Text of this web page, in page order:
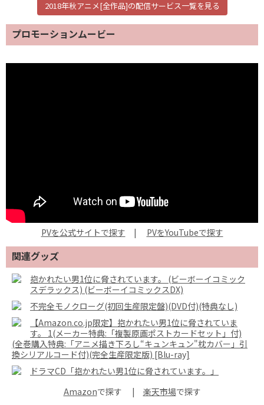
2018年秋アニメ[全作品]の配信サービス一覧を見る
プロモーションムービー
PVを公式サイトで探す | PVをYouTubeで探す
関連グッズ
抱かれたい男1位に脅されています。 (ビーボーイコミック
スデラックス) (ビーボーイコミックスDX)
不完全モノクローグ(初回生産限定盤)(DVD付)(特典なし)
【Amazon.co.jp限定】抱かれたい男1位に脅されていま
す。 1(メーカー特典:「複製原画ポストカードセット」付)
(全巻購入特典:「アニメ描き下ろし“キュンキュン"枕カバー」引
換シリアルコード付)(完全生産限定版) [Blu-ray]
ドラマCD「抱かれたい男1位に脅されています。」
Amazonで探す | 楽天市場